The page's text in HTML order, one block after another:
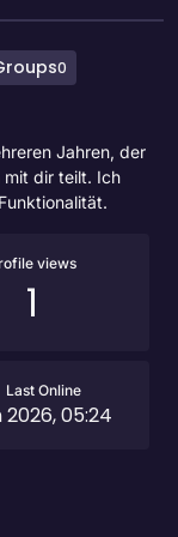
0
Jahren, der
mit dir teilt. Ich
views
1
Last Online
2026, 05:24